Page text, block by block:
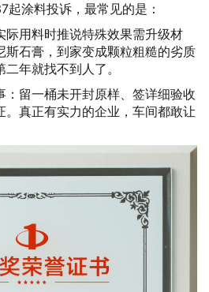
涂料投诉，最常见的是：
际用料时推说特殊效果需升级材
斯石膏，到家变成颗粒粗糙的劣质
年就找不到人了。
：留一桶未开封原样、签详细验收
。真正有实力的企业，车间都敢让